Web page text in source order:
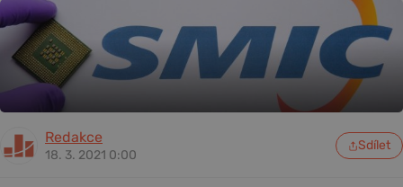
Redakce
18. 3. 2021 0:00
Sdílet